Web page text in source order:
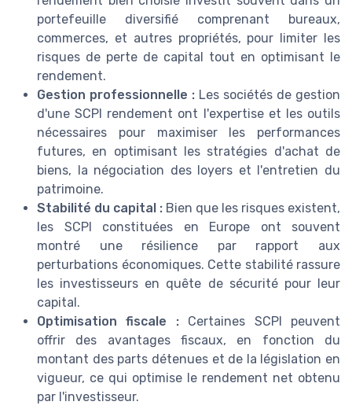
portefeuille diversifié comprenant bureaux,
commerces, et autres propriétés, pour limiter les
risques de perte de capital tout en optimisant le
rendement.
Gestion professionnelle : Les sociétés de gestion
d'une SCPI rendement ont l'expertise et les outils
nécessaires pour maximiser les performances
futures, en optimisant les stratégies d'achat de
biens, la négociation des loyers et l'entretien du
patrimoine.
Stabilité du capital : Bien que les risques existent,
les SCPI constituées en Europe ont souvent
montré une résilience par rapport aux
perturbations économiques. Cette stabilité rassure
les investisseurs en quête de sécurité pour leur
capital.
Optimisation fiscale :Certaines SCPI peuvent
offrir des avantages fiscaux, en fonction du
montant des parts détenues et de la législation en
vigueur, ce qui optimise le rendement net obtenu
par l'investisseur.